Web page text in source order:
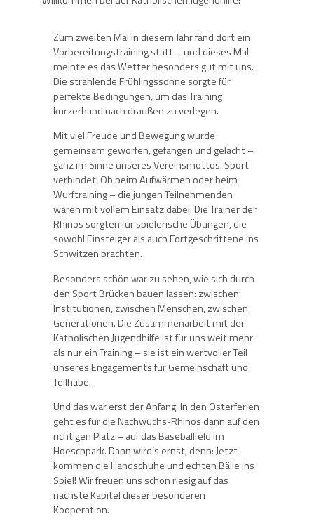
Zum zweiten Mal in diesem Jahr fand dort ein
Vorbereitungstraining statt – und dieses Mal
meinte es das Wetter besonders gut mit uns.
Die strahlende Frühlingssonne sorgte für
perfekte Bedingungen, um das Training
kurzerhand nach draußen zu verlegen.
Mit viel Freude und Bewegung wurde
gemeinsam geworfen, gefangen und gelacht –
ganz im Sinne unseres Vereinsmottos: Sport
verbindet! Ob beim Aufwärmen oder beim
Wurftraining – die jungen Teilnehmenden
waren mit vollem Einsatz dabei. Die Trainer der
Rhinos sorgten für spielerische Übungen, die
sowohl Einsteiger als auch Fortgeschrittene ins
Schwitzen brachten.
Besonders schön war zu sehen, wie sich durch
den Sport Brücken bauen lassen: zwischen
Institutionen, zwischen Menschen, zwischen
Generationen. Die Zusammenarbeit mit der
Katholischen Jugendhilfe ist für uns weit mehr
als nur ein Training – sie ist ein wertvoller Teil
unseres Engagements für Gemeinschaft und
Teilhabe.
Und das war erst der Anfang: In den Osterferien
geht es für die Nachwuchs-Rhinos dann auf den
richtigen Platz – auf das Baseballfeld im
Hoeschpark. Dann wird’s ernst, denn: Jetzt
kommen die Handschuhe und echten Bälle ins
Spiel! Wir freuen uns schon riesig auf das
nächste Kapitel dieser besonderen
Kooperation.